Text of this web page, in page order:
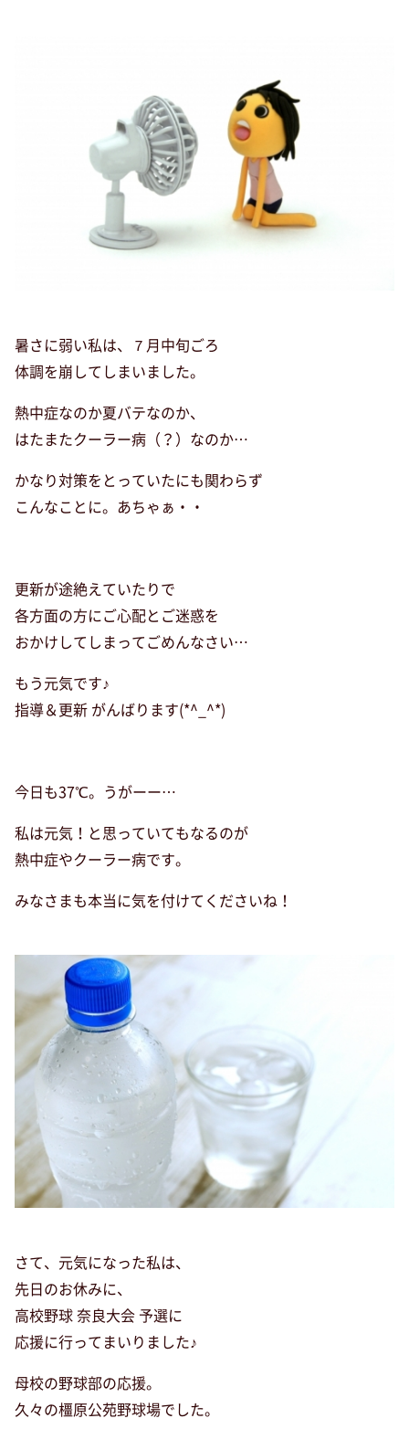
暑さに弱い私は、７月中旬ごろ
体調を崩してしまいました。
熱中症なのか夏バテなのか、
はたまたクーラー病（？）なのか…
かなり対策をとっていたにも関わらず
こんなことに。あちゃぁ・・
更新が途絶えていたりで
各方面の方にご心配とご迷惑を
おかけしてしまってごめんなさい…
もう元気です♪
指導＆更新 がんばります(*^_^*)
今日も37℃。うがーー…
私は元気！と思っていてもなるのが
熱中症やクーラー病です。
みなさまも本当に気を付けてくださいね！
さて、元気になった私は、
先日のお休みに、
高校野球 奈良大会 予選に
応援に行ってまいりました♪
母校の野球部の応援。
久々の橿原公苑野球場でした。